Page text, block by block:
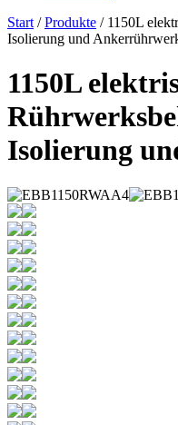
Start /Produkte / 1150L
Isolierung und
1150L
Isolierung